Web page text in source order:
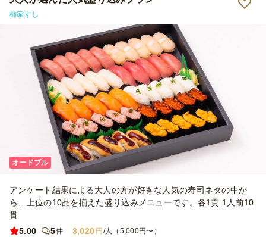
柿家すし
オードブル
アンケート結果による大人の方が好きな人気の寿司ネタの中か
ら、上位の10品を揃えた盛り込みメニューです。各1貫 1人前10
貫
5.00
5件 3,020 円/人（5,000円〜）